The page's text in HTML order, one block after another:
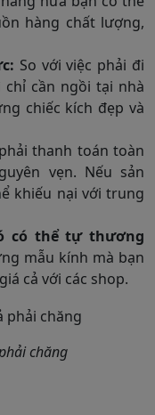
hàng chất lượng,
So với việc phải đi
cần ngồi tại nhà
chiếc kích đẹp và
thanh toán toàn
vẹn. Nếu sản
khiếu nại với trung
có thể tự thương
mẫu kính mà bạn
cả với các shop.
chăng